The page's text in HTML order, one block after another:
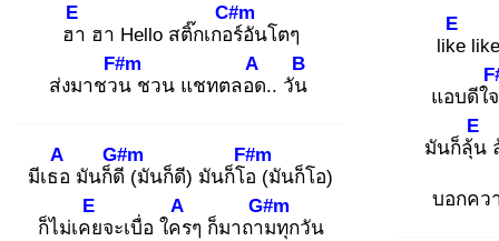
ฮา
E
ฮา Hello สติ๊กเกอร์
C#m
อันโตๆ
ส่งมาชวน
F#m
ชวน แชทตลอด
A
.. วัน
B
มีเธอ
A
มันก็ดี
G#m
(มันก็ดี) มันก็โอ
F#m
(มันก็โอ)
ก็ไม่เคย
E
จะเบื่อ ใคร
A
ๆ ก็มาถาม
G#m
ทุกวัน
like
E
แอบดีใ
มันก็ลุ้น
E
บอกคว